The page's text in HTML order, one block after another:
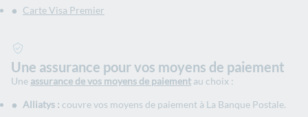
Carte Visa Premier
Une assurance pour vos moyens de paiement
Une assurance de vos moyens de paiement au choix :
Alliatys : couvre vos moyens de paiement à La Banque Postale.